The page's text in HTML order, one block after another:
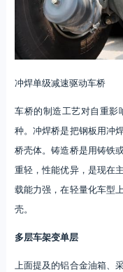
冲焊单级减速驱动车桥
车桥的制造工艺对自重
种。冲焊桥是把钢板用冲
桥壳体。铸造桥是用铸铁
重轻，性能优异，是现在
载能力强，在轻量化车型
壳。
多层车架变单层
上面提及的铝合金油箱、